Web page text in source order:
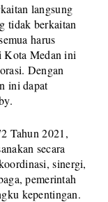
langsung
tidak berkaitan
harus
Kota Medan ini
Dengan
ini dapat
Tahun 2021,
secara
sinergi,
pemerintah
kepentingan.